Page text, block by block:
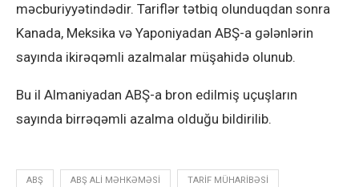
məcburiyyətindədir. Tariflər tətbiq olunduqdan sonra
Kanada, Meksika və Yaponiyadan ABŞ-a gələnlərin
sayında ikirəqəmli azalmalar müşahidə olunub.
Bu il Almaniyadan ABŞ-a bron edilmiş uçuşların
sayında birrəqəmli azalma olduğu bildirilib.
ABŞ ABŞ ALI MƏHKƏMƏSI TARIF MÜHARIBƏSI